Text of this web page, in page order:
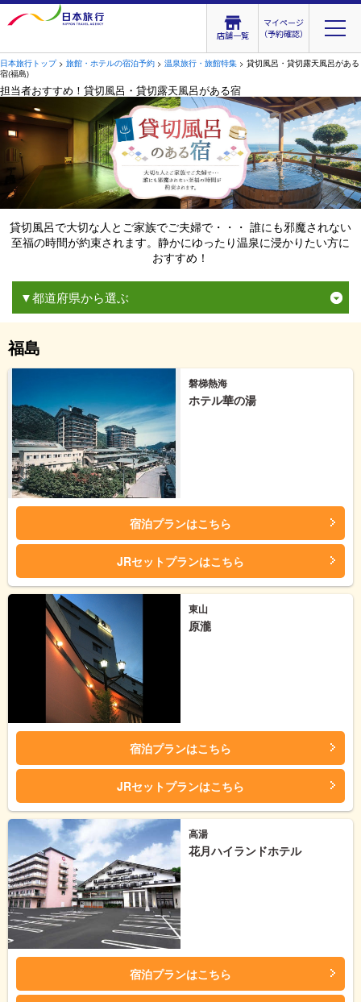
店舗一覧
マイページ
（予約確認）
日本旅行トップ> 旅館・ホテルの宿泊予約 > 温泉旅行・旅館特集 > 貸切風呂・貸切露天風呂がある
宿(福島)
担当者おすすめ！貸切風呂・貸切露天風呂がある宿
貸切風呂で大切な人とご家族でご夫婦で・・・ 誰にも邪魔されない
至福の時間が約束されます。静かにゆったり温泉に浸かりたい方に
おすすめ！
▼都道府県から選ぶ
福島
磐梯熱海
ホテル華の湯
宿泊プランはこちら
JRセットプランはこちら
東山
原瀧
宿泊プランはこちら
JRセットプランはこちら
高湯
花月ハイランドホテル
宿泊プランはこちら